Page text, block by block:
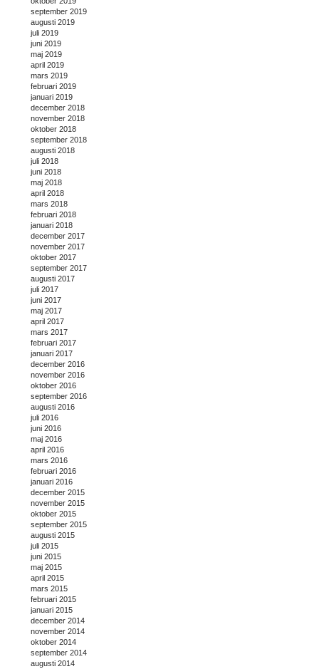
september 2019
augusti 2019
juli 2019
juni 2019
maj 2019
april 2019
mars 2019
februari 2019
januari 2019
december 2018
november 2018
oktober 2018
september 2018
augusti 2018
juli 2018
juni 2018
maj 2018
april 2018
mars 2018
februari 2018
januari 2018
december 2017
november 2017
oktober 2017
september 2017
augusti 2017
juli 2017
juni 2017
maj 2017
april 2017
mars 2017
februari 2017
januari 2017
december 2016
november 2016
oktober 2016
september 2016
augusti 2016
juli 2016
juni 2016
maj 2016
april 2016
mars 2016
februari 2016
januari 2016
december 2015
november 2015
oktober 2015
september 2015
augusti 2015
juli 2015
juni 2015
maj 2015
april 2015
mars 2015
februari 2015
januari 2015
december 2014
november 2014
oktober 2014
september 2014
augusti 2014